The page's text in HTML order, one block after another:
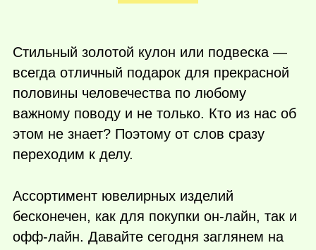
Стильный золотой кулон или подвеска —
всегда отличный подарок для прекрасной
половины человечества по любому
важному поводу и не только. Кто из нас об
этом не знает? Поэтому от слов сразу
переходим к делу.
Ассортимент ювелирных изделий
бесконечен, как для покупки он-лайн, так и
офф-лайн. Давайте сегодня заглянем на